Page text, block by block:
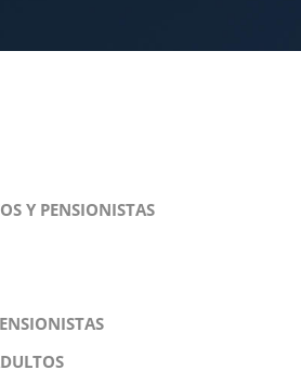
Y PENSIONISTAS